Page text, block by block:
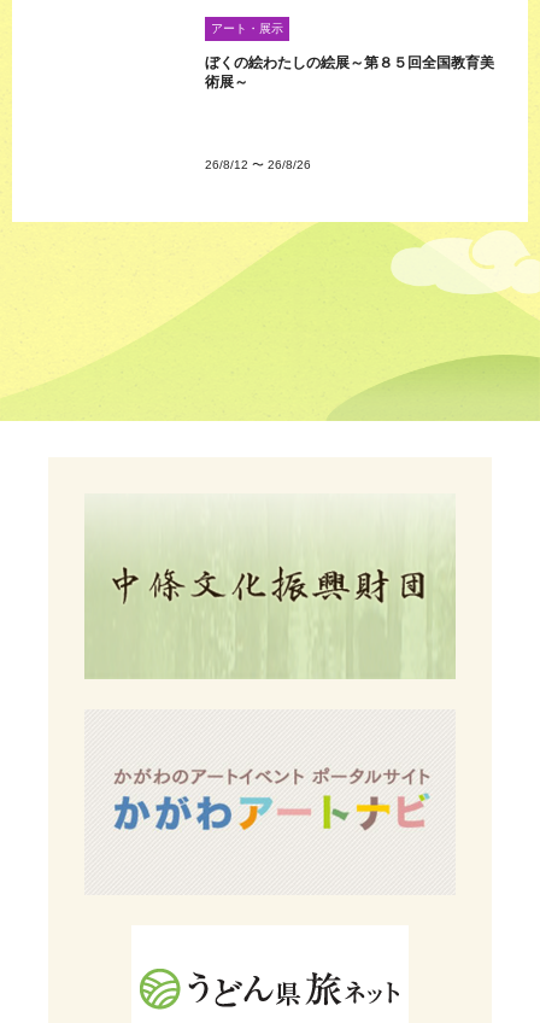
アート・展示
ぼくの絵わたしの絵展～第８５回全国教育美
術展～
26/8/12 〜 26/8/26